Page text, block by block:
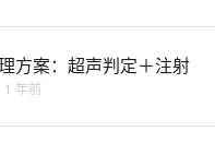
方案：超声判定＋注射
1 年前